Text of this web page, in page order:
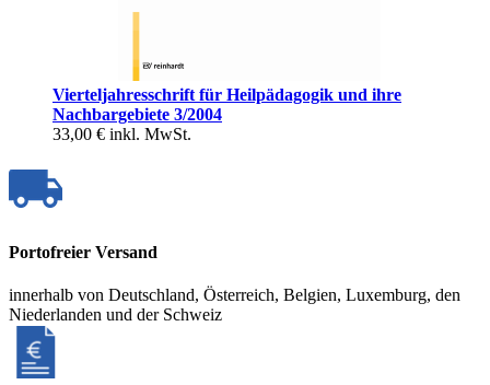
Vierteljahresschrift für Heilpädagogik und ihre
Nachbargebiete 3/2004
33,00 € inkl. MwSt.
Portofreier Versand
innerhalb von Deutschland, Österreich, Belgien, Luxemburg, den
Niederlanden und der Schweiz